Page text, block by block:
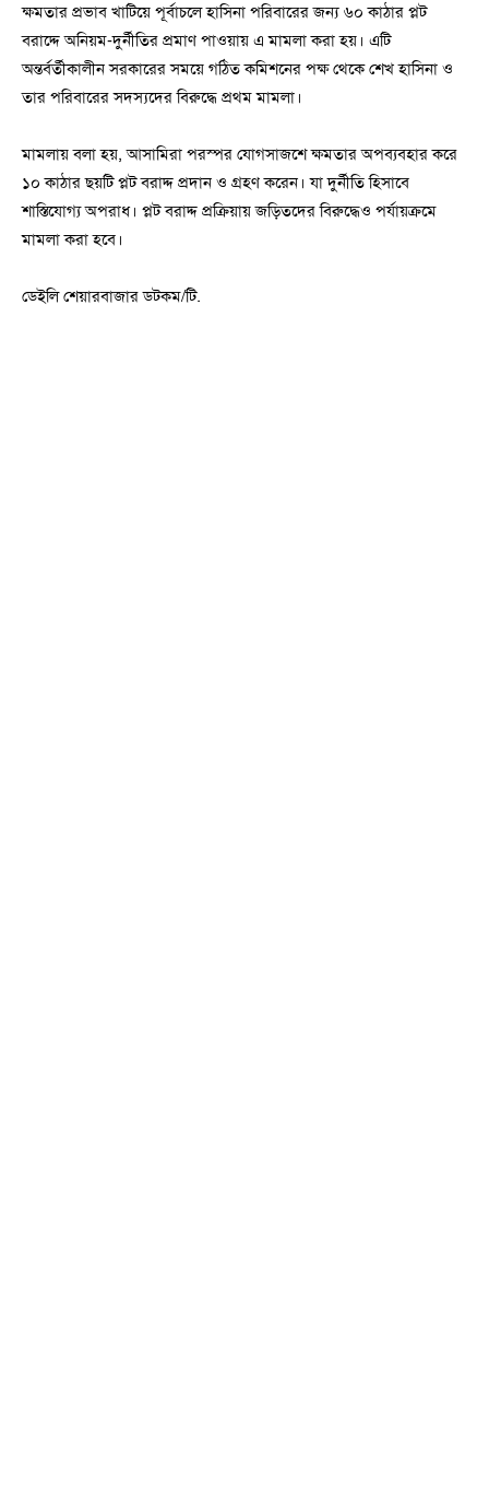
ক্ষমতার প্রভাব খাটিয়ে পূর্বাচলে হাসিনা পরিবারের জন্য ৬০ কাঠার প্লট
বরাদ্দে অনিয়ম-দুর্নীতির প্রমাণ পাওয়ায় এ মামলা করা হয়। এটি
অন্তর্বর্তীকালীন সরকারের সময়ে গঠিত কমিশনের পক্ষ থেকে শেখ হাসিনা ও
তার পরিবারের সদস্যদের বিরুদ্ধে প্রথম মামলা।
মামলায় বলা হয়, আসামিরা পরস্পর যোগসাজশে ক্ষমতার অপব্যবহার করে
১০ কাঠার ছয়টি প্লট বরাদ্দ প্রদান ও গ্রহণ করেন। যা দুর্নীতি হিসাবে
শাস্তিযোগ্য অপরাধ। প্লট বরাদ্দ প্রক্রিয়ায় জড়িতদের বিরুদ্ধেও পর্যায়ক্রমে
মামলা করা হবে।
ডেইলি শেয়ারবাজার ডটকম/টি.